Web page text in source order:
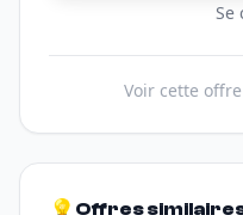
Se
Voir cette
💡 Offres